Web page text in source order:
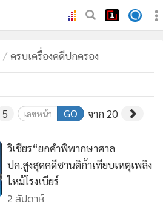
ครบเครื่องคดีปกครอง
5 GO จาก 20
วิเชียร“ยกคำพิพากษาศาล
ปค.สูงสุดคดีซานติก้าเทียบเหตุเพลิง
ไหม้โรงเบียร์
2 สัปดาห์